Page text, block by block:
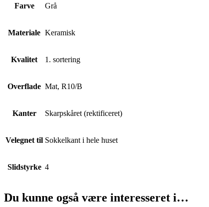
Farve Grå
Materiale Keramisk
Kvalitet 1. sortering
Overflade Mat, R10/B
Kanter Skarpskåret (rektificeret)
Velegnet til Sokkelkant i hele huset
Slidstyrke 4
Du kunne også være interesseret i…